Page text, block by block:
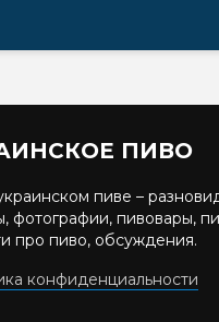
ПИВО
пиве –
фотографии, пивовары,
про пиво, обсуждения.
конфиденциальности